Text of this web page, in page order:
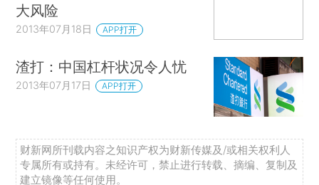
大风险
2013年07月18日 APP打开
渣打：中国杠杆状况令人忧
2013年07月17日 APP打开
财新网所刊载内容之知识产权为财新传媒及/或相关权利人
专属所有或持有。未经许可，禁止进行转载、摘编、复制及
建立镜像等任何使用。